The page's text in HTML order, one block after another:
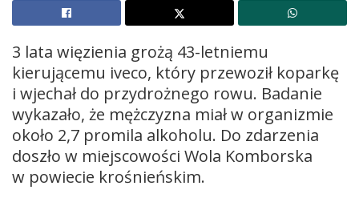
3 lata więzienia grożą 43-letniemu
kierującemu iveco, który przewoził koparkę
i wjechał do przydrożnego rowu. Badanie
wykazało, że mężczyzna miał w organizmie
około 2,7 promila alkoholu. Do zdarzenia
doszło w miejscowości Wola Komborska
w powiecie krośnieńskim.